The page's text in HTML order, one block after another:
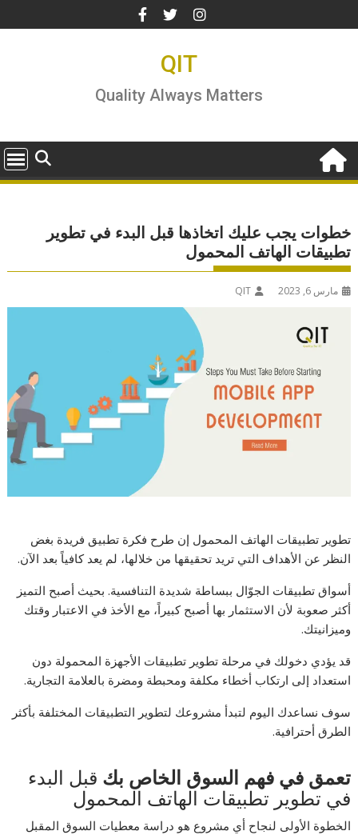
to
QIT
Quality Always Matters
خطوات يجب عليك اتخاذها قبل البدء في تطوير
تطبيقات الهاتف المحمول
مارس 6, 2023 QIT
تطوير تطبيقات الهاتف المحمول إن طرح فكرة تطبيق فريدة بغض
النظر عن الأهداف التي تريد تحقيقها من خلالها، لم يعد كافياً بعد الآن.
أسواق تطبيقات الجوّال ببساطة شديدة التنافسية. بحيث أصبح التميز
أكثر صعوبة لأن الاستثمار بها أصبح كبيراً، مع الأخذ في الاعتبار وقتك
وميزانيتك.
قد يؤدي دخولك في مرحلة تطوير تطبيقات الأجهزة المحمولة دون
استعداد إلى ارتكاب أخطاء مكلفة ومحبطة ومضرة بالعلامة التجارية.
سوف نساعدك اليوم لتبدأ مشروعك لتطوير التطبيقات المختلفة بأكثر
الطرق أحترافية.
تعمق في فهم السوق الخاص بك قبل البدء
في تطوير تطبيقات الهاتف المحمول
الخطوة الأولى لنجاح أي مشروع هو دراسة معطيات السوق المقبل